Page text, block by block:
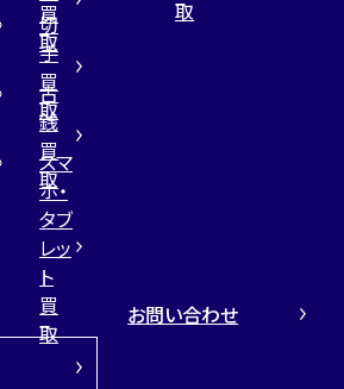
買
取
切
手
買
取
古
銭
買
取
スマ
ホ・
タブ
レッ
ト
買
取
取
お問い合わせ